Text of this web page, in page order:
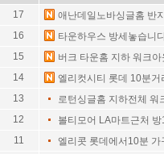
17
애난데일노바싱글홈 반
16
타운하우스 방세놓습니
15
버크 타운홈 지하 워크아
14
엘리컷시티 롯데 10분거
13
로턴싱글홈 지하전체 워
12
볼티모어 LA마트근처 방
11
엘리콧 롯데에서10분 가